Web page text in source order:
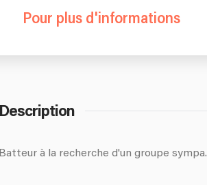
Pour plus d'informations
Description
Batteur à la recherche d'un groupe sympa.